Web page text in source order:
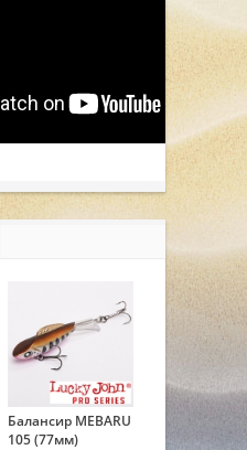
Балансир MEBARU
105 (77мм)